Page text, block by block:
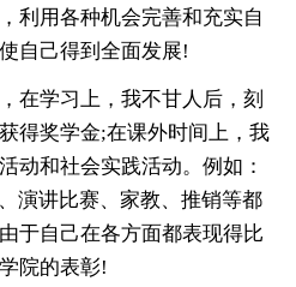
利用各种机会完善和充实自
自己得到全面发展!
在学习上，我不甘人后，刻
得奖学金;在课外时间上，我
动和社会实践活动。例如：
演讲比赛、家教、推销等都
于自己在各方面都表现得比
院的表彰!